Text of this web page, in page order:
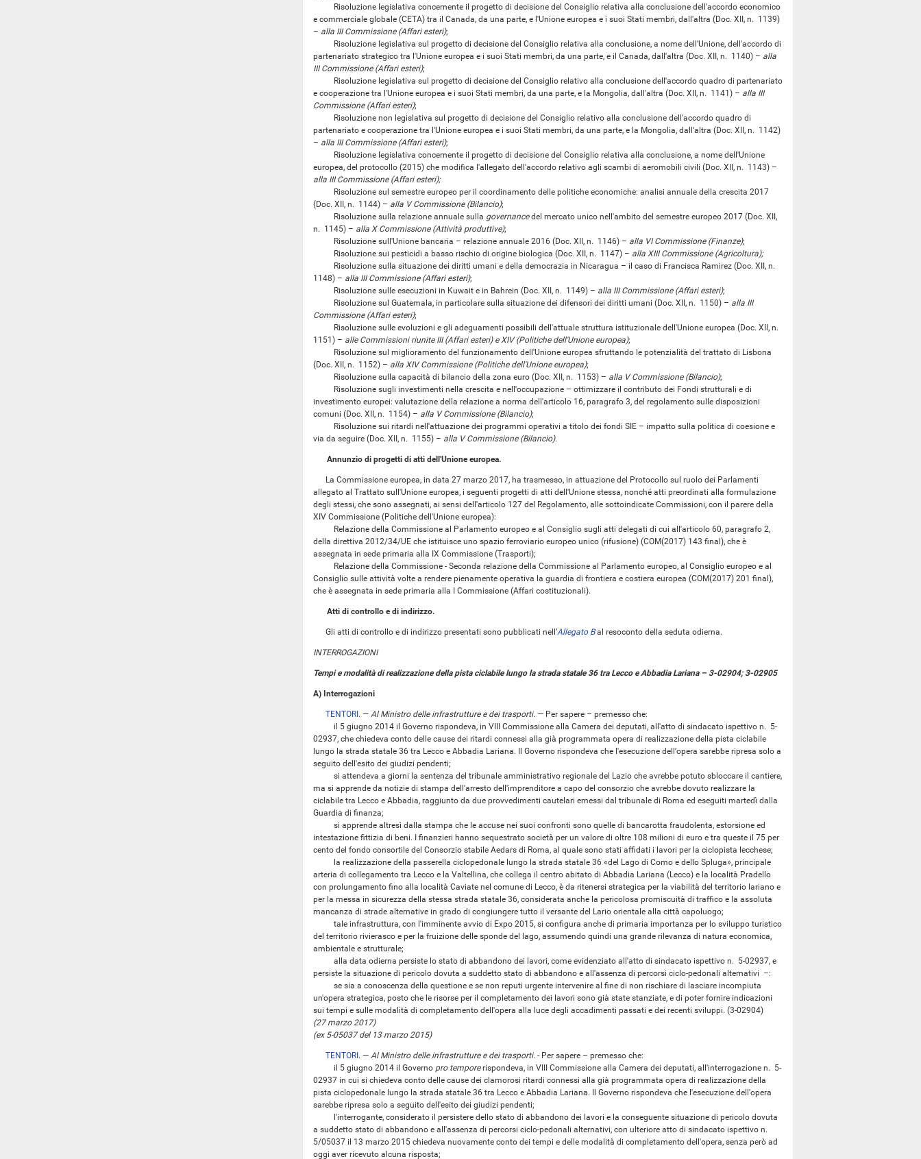
Risoluzione legislativa concernente il progetto di decisione del Consiglio relativa alla conclusione dell'accordo economico
e commerciale globale (CETA) tra il Canada, da una parte, e l'Unione europea e i suoi Stati membri, dall'altra (Doc. XII, n. 1139)
– alla III Commissione (Affari esteri);
Risoluzione legislativa sul progetto di decisione del Consiglio relativa alla conclusione, a nome dell'Unione, dell'accordo di
partenariato strategico tra l'Unione europea e i suoi Stati membri, da una parte, e il Canada, dall'altra (Doc. XII, n. 1140) – alla
III Commissione (Affari esteri);
Risoluzione legislativa sul progetto di decisione del Consiglio relativo alla conclusione dell'accordo quadro di partenariato
e cooperazione tra l'Unione europea e i suoi Stati membri, da una parte, e la Mongolia, dall'altra (Doc. XII, n. 1141) – alla III
Commissione (Affari esteri);
Risoluzione non legislativa sul progetto di decisione del Consiglio relativo alla conclusione dell'accordo quadro di
partenariato e cooperazione tra l'Unione europea e i suoi Stati membri, da una parte, e la Mongolia, dall'altra (Doc. XII, n. 1142)
– alla III Commissione (Affari esteri);
Risoluzione legislativa concernente il progetto di decisione del Consiglio relativa alla conclusione, a nome dell'Unione
europea, del protocollo (2015) che modifica l'allegato dell'accordo relativo agli scambi di aeromobili civili (Doc. XII, n. 1143) –
alla III Commissione (Affari esteri);
Risoluzione sul semestre europeo per il coordinamento delle politiche economiche: analisi annuale della crescita 2017
(Doc. XII, n. 1144) – alla V Commissione (Bilancio);
Risoluzione sulla relazione annuale sulla governancedel mercato unico nell'ambito del semestre europeo 2017 (Doc. XII,
n. 1145) – alla X Commissione (Attività produttive);
Risoluzione sull'Unione bancaria – relazione annuale 2016 (Doc. XII, n. 1146) – alla VI Commissione (Finanze);
Risoluzione sui pesticidi a basso rischio di origine biologica (Doc. XII, n. 1147) – alla XIII Commissione (Agricoltura);
Risoluzione sulla situazione dei diritti umani e della democrazia in Nicaragua – il caso di Francisca Ramirez (Doc. XII, n.
1148) – alla III Commissione (Affari esteri);
Risoluzione sulle esecuzioni in Kuwait e in Bahrein (Doc. XII, n. 1149) – alla III Commissione (Affari esteri);
Risoluzione sul Guatemala, in particolare sulla situazione dei difensori dei diritti umani (Doc. XII, n. 1150) – alla III
Commissione (Affari esteri);
Risoluzione sulle evoluzioni e gli adeguamenti possibili dell'attuale struttura istituzionale dell'Unione europea (Doc. XII, n.
1151) – alle Commissioni riunite III (Affari esteri) e XIV (Politiche dell'Unione europea);
Risoluzione sul miglioramento del funzionamento dell'Unione europea sfruttando le potenzialità del trattato di Lisbona
(Doc. XII, n. 1152) – alla XIV Commissione (Politiche dell'Unione europea);
Risoluzione sulla capacità di bilancio della zona euro (Doc. XII, n. 1153) – alla V Commissione (Bilancio);
Risoluzione sugli investimenti nella crescita e nell'occupazione – ottimizzare il contributo dei Fondi strutturali e di
investimento europei: valutazione della relazione a norma dell'articolo 16, paragrafo 3, del regolamento sulle disposizioni
comuni (Doc. XII, n. 1154) – alla V Commissione (Bilancio);
Risoluzione sui ritardi nell'attuazione dei programmi operativi a titolo dei fondi SIE – impatto sulla politica di coesione e
via da seguire (Doc. XII, n. 1155) – alla V Commissione (Bilancio).
Annunzio di progetti di atti dell'Unione europea.
La Commissione europea, in data 27 marzo 2017, ha trasmesso, in attuazione del Protocollo sul ruolo dei Parlamenti
allegato al Trattato sull'Unione europea, i seguenti progetti di atti dell'Unione stessa, nonché atti preordinati alla formulazione
degli stessi, che sono assegnati, ai sensi dell'articolo 127 del Regolamento, alle sottoindicate Commissioni, con il parere della
XIV Commissione (Politiche dell'Unione europea):
Relazione della Commissione al Parlamento europeo e al Consiglio sugli atti delegati di cui all'articolo 60, paragrafo 2,
della direttiva 2012/34/UE che istituisce uno spazio ferroviario europeo unico (rifusione) (COM(2017) 143 final), che è
assegnata in sede primaria alla IX Commissione (Trasporti);
Relazione della Commissione - Seconda relazione della Commissione al Parlamento europeo, al Consiglio europeo e al
Consiglio sulle attività volte a rendere pienamente operativa la guardia di frontiera e costiera europea (COM(2017) 201 final),
che è assegnata in sede primaria alla I Commissione (Affari costituzionali).
Atti di controllo e di indirizzo.
Gli atti di controllo e di indirizzo presentati sono pubblicati nell’Allegato Bal resoconto della seduta odierna.
INTERROGAZIONI
Tempi e modalità di realizzazione della pista ciclabile lungo la strada statale 36 tra Lecco e Abbadia Lariana – 3-02904; 3-02905
A) Interrogazioni
TENTORI . — Al Ministro delle infrastrutture e dei trasporti. — Per sapere – premesso che:
il 5 giugno 2014 il Governo rispondeva, in VIII Commissione alla Camera dei deputati, all'atto di sindacato ispettivo n. 5-
02937, che chiedeva conto delle cause dei ritardi connessi alla già programmata opera di realizzazione della pista ciclabile
lungo la strada statale 36 tra Lecco e Abbadia Lariana. Il Governo rispondeva che l'esecuzione dell'opera sarebbe ripresa solo a
seguito dell'esito dei giudizi pendenti;
si attendeva a giorni la sentenza del tribunale amministrativo regionale del Lazio che avrebbe potuto sbloccare il cantiere,
ma si apprende da notizie di stampa dell'arresto dell'imprenditore a capo del consorzio che avrebbe dovuto realizzare la
ciclabile tra Lecco e Abbadia, raggiunto da due provvedimenti cautelari emessi dal tribunale di Roma ed eseguiti martedì dalla
Guardia di finanza;
si apprende altresì dalla stampa che le accuse nei suoi confronti sono quelle di bancarotta fraudolenta, estorsione ed
intestazione fittizia di beni. I finanzieri hanno sequestrato società per un valore di oltre 108 milioni di euro e tra queste il 75 per
cento del fondo consortile del Consorzio stabile Aedars di Roma, al quale sono stati affidati i lavori per la ciclopista lecchese;
la realizzazione della passerella ciclopedonale lungo la strada statale 36 «del Lago di Como e dello Spluga», principale
arteria di collegamento tra Lecco e la Valtellina, che collega il centro abitato di Abbadia Lariana (Lecco) e la località Pradello
con prolungamento fino alla località Caviate nel comune di Lecco, è da ritenersi strategica per la viabilità del territorio lariano e
per la messa in sicurezza della stessa strada statale 36, considerata anche la pericolosa promiscuità di traffico e la assoluta
mancanza di strade alternative in grado di congiungere tutto il versante del Lario orientale alla città capoluogo;
tale infrastruttura, con l'imminente avvio di Expo 2015, si configura anche di primaria importanza per lo sviluppo turistico
del territorio rivierasco e per la fruizione delle sponde del lago, assumendo quindi una grande rilevanza di natura economica,
ambientale e strutturale;
alla data odierna persiste lo stato di abbandono dei lavori, come evidenziato all'atto di sindacato ispettivo n. 5-02937, e
persiste la situazione di pericolo dovuta a suddetto stato di abbandono e all'assenza di percorsi ciclo-pedonali alternativi –:
se sia a conoscenza della questione e se non reputi urgente intervenire al fine di non rischiare di lasciare incompiuta
un'opera strategica, posto che le risorse per il completamento dei lavori sono già state stanziate, e di poter fornire indicazioni
sui tempi e sulle modalità di completamento dell'opera alla luce degli accadimenti passati e dei recenti sviluppi. (3-02904)
(27 marzo 2017)
(ex 5-05037 del 13 marzo 2015)
TENTORI . — Al Ministro delle infrastrutture e dei trasporti. - Per sapere – premesso che:
il 5 giugno 2014 il Governo pro temporerispondeva, in VIII Commissione alla Camera dei deputati, all'interrogazione n. 5-
02937 in cui si chiedeva conto delle cause dei clamorosi ritardi connessi alla già programmata opera di realizzazione della
pista ciclopedonale lungo la strada statale 36 tra Lecco e Abbadia Lariana. Il Governo rispondeva che l'esecuzione dell'opera
sarebbe ripresa solo a seguito dell'esito dei giudizi pendenti;
l'interrogante, considerato il persistere dello stato di abbandono dei lavori e la conseguente situazione di pericolo dovuta
a suddetto stato di abbandono e all'assenza di percorsi ciclo-pedonali alternativi, con ulteriore atto di sindacato ispettivo n.
5/05037 il 13 marzo 2015 chiedeva nuovamente conto dei tempi e delle modalità di completamento dell'opera, senza però ad
oggi aver ricevuto alcuna risposta;